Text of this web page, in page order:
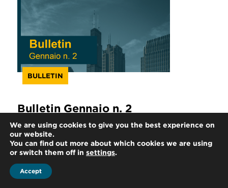
BULLETIN
Bulletin Gennaio n. 2
12 Febbraio 2024
We are using cookies to give you the best experience on
our website.
You can find out more about which cookies we are using
or switch them off in settings.
Accept